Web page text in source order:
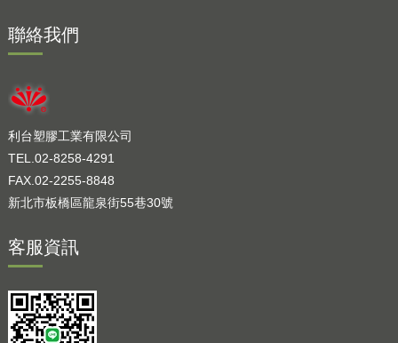
聯絡我們
利台塑膠工業有限公司
TEL.02-8258-4291
FAX.02-2255-8848
新北市板橋區龍泉街55巷30號
客服資訊